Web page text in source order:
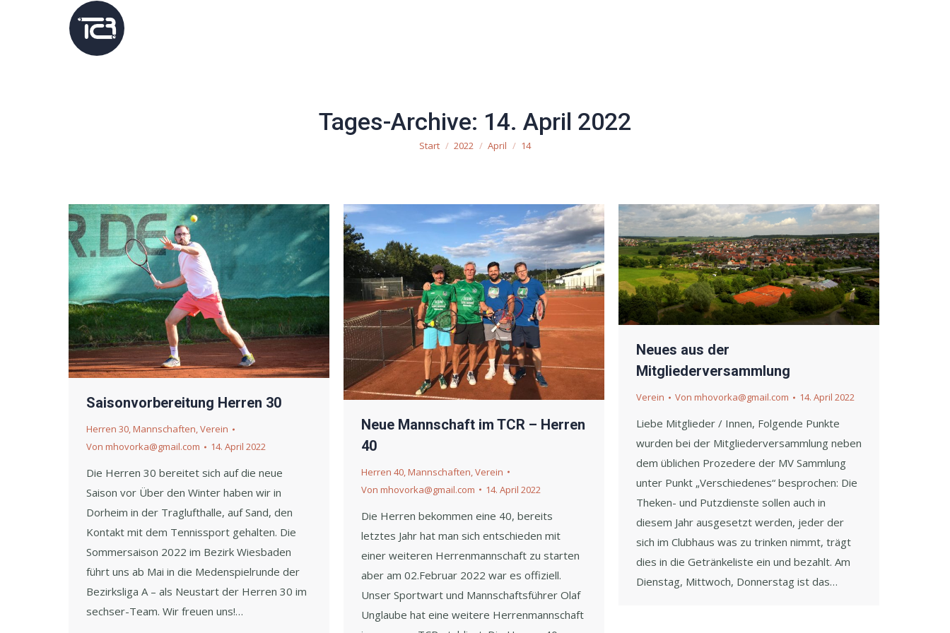
Tages-Archive: 14. April 2022
Sie befinden sich hier:
Start 2022 April 14
Saisonvorbereitung Herren 30
Herren 30,Mannschaften,Verein
Von mhovorka@gmail.com 14. April 2022
Die Herren 30 bereitet sich auf die neue
Saison vor Über den Winter haben wir in
Dorheim in der Traglufthalle, auf Sand, den
Kontakt mit dem Tennissport gehalten. Die
Sommersaison 2022 im Bezirk Wiesbaden
führt uns ab Mai in die Medenspielrunde der
Bezirksliga A – als Neustart der Herren 30 im
sechser-Team. Wir freuen uns!…
Neue Mannschaft im TCR – Herren
40
Herren 40,Mannschaften,Verein
Von mhovorka@gmail.com 14. April 2022
Die Herren bekommen eine 40, bereits
letztes Jahr hat man sich entschieden mit
einer weiteren Herrenmannschaft zu starten
aber am 02.Februar 2022 war es offiziell.
Unser Sportwart und Mannschaftsführer Olaf
Unglaube hat eine weitere Herrenmannschaft
Neues aus der
Mitgliederversammlung
Verein Von mhovorka@gmail.com 14. April 2022
Liebe Mitglieder / Innen, Folgende Punkte
wurden bei der Mitgliederversammlung neben
dem üblichen Prozedere der MV Sammlung
unter Punkt „Verschiedenes“ besprochen: Die
Theken- und Putzdienste sollen auch in
diesem Jahr ausgesetzt werden, jeder der
sich im Clubhaus was zu trinken nimmt, trägt
dies in die Getränkeliste ein und bezahlt. Am
Dienstag, Mittwoch, Donnerstag ist das…